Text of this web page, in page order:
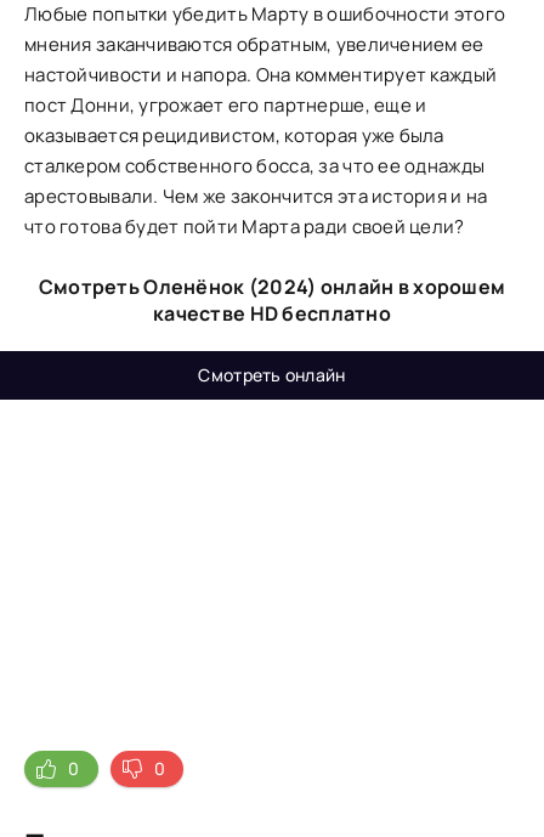
Любые попытки убедить Марту в ошибочности этого
мнения заканчиваются обратным, увеличением ее
настойчивости и напора. Она комментирует каждый
пост Донни, угрожает его партнерше, еще и
оказывается рецидивистом, которая уже была
сталкером собственного босса, за что ее однажды
арестовывали. Чем же закончится эта история и на
что готова будет пойти Марта ради своей цели?
Смотреть Оленёнок (2024) онлайн в хорошем
качестве HD бесплатно
Смотреть онлайн
0 0